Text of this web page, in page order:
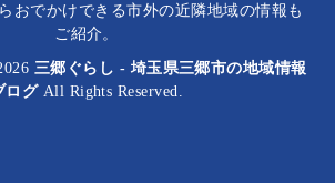
おでかけできる市外の近隣地域の情報も
ご紹介。
三郷ぐらし - 埼玉県三郷市の地域情報
ログAll Rights Reserved.